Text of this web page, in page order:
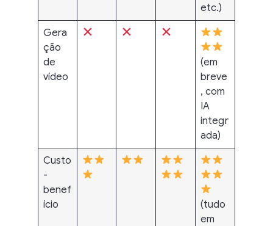
etc.)
Gera
ção
de
vídeo
(em
breve
, com
IA
integr
ada)
Custo
-
benef
ício
(tudo
em